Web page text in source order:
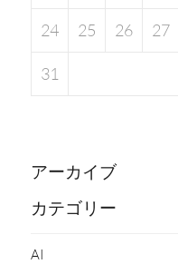
24 25 26 27
31
アーカイブ
カテゴリー
AI